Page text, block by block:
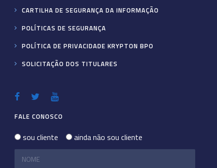
CARTILHA DE SEGURANÇA DA INFORMAÇÃO
POLÍTICAS DE SEGURANÇA
POLÍTICA DE PRIVACIDADE KRYPTON BPO
SOLICITAÇÃO DOS TITULARES
FALE CONOSCO
sou cliente ainda não sou cliente